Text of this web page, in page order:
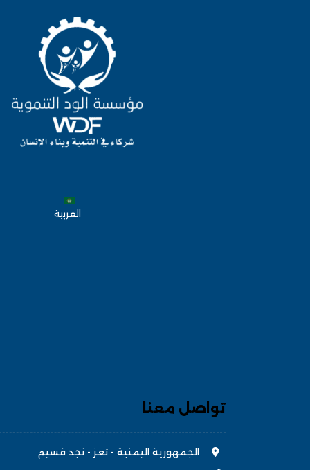
العربية
تواصل معنا
الجمهورية اليمنية - تعز - نجد قسيم